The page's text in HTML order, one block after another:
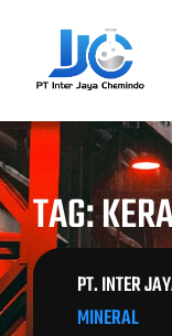
content
TAG:
PT. INTER
MINERAL